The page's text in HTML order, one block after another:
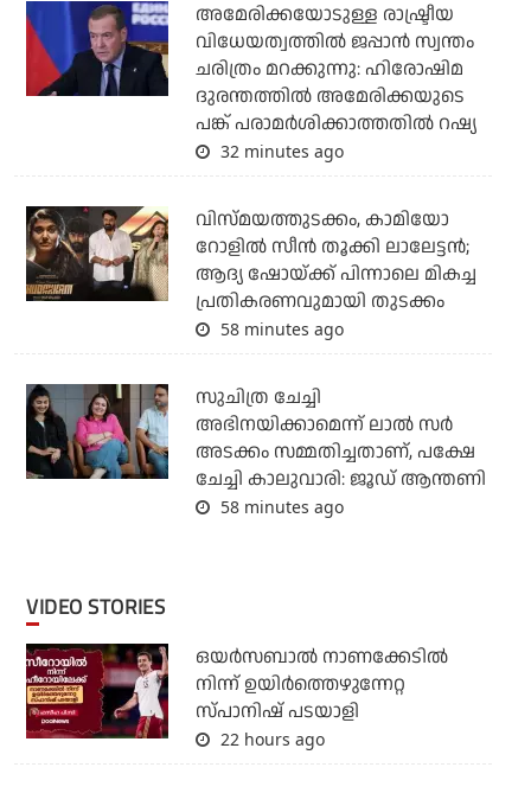
അമേരിക്കയോടുള്ള രാഷ്ട്രീയ
വിധേയത്വത്തില്‍ ജപ്പാന്‍ സ്വന്തം
ചരിത്രം മറക്കുന്നു: ഹിരോഷിമ
ദുരന്തത്തില്‍ അമേരിക്കയുടെ
പങ്ക് പരാമര്‍ശിക്കാത്തതില്‍ റഷ്യ
32 minutes ago
വിസ്മയത്തുടക്കം, കാമിയോ
റോളില്‍ സീന്‍ തൂക്കി ലാലേട്ടന്‍;
ആദ്യ ഷോയ്ക്ക് പിന്നാലെ മികച്ച
പ്രതികരണവുമായി തുടക്കം
58 minutes ago
സുചിത്ര ചേച്ചി
അഭിനയിക്കാമെന്ന് ലാല്‍ സര്‍
അടക്കം സമ്മതിച്ചതാണ്, പക്ഷേ
ചേച്ചി കാലുവാരി: ജൂഡ് ആന്തണി
58 minutes ago
VIDEO STORIES
ഒയര്‍സബാൽ നാണക്കേടിൽ
നിന്ന് ഉയിർത്തെഴുന്നേറ്റ
സ്പാനിഷ് പടയാളി
22 hours ago